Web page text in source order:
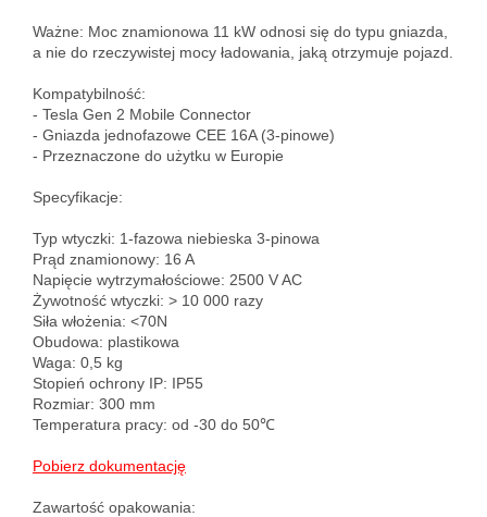
Ważne: Moc znamionowa 11 kW odnosi się do typu gniazda,
a nie do rzeczywistej mocy ładowania, jaką otrzymuje pojazd.
Kompatybilność:
- Tesla Gen 2 Mobile Connector
- Gniazda jednofazowe CEE 16A (3-pinowe)
- Przeznaczone do użytku w Europie
Specyfikacje:
Typ wtyczki: 1-fazowa niebieska 3-pinowa
Prąd znamionowy: 16 A
Napięcie wytrzymałościowe: 2500 V AC
Żywotność wtyczki: > 10 000 razy
Siła włożenia: <70N
Obudowa: plastikowa
Waga: 0,5 kg
Stopień ochrony IP: IP55
Rozmiar: 300 mm
Temperatura pracy: od -30 do 50℃
Pobierz dokumentację
Zawartość opakowania: